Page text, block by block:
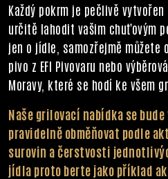
Každý pokrm je pečlivě
určitě lahodit vašim chuťovým
jen o jídle, samozřejmě můžete
pivo z EFI Pivovaru nebo
Moravy, které se hodí ke všem
Naše grilovací nabídka se bude
pravidelně obměňovat podle
surovin a čerstvosti
jídla proto berte jako příklad